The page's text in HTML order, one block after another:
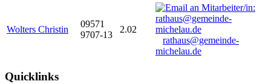
Wolters Christin
09571
9707-13
2.02
rathaus@gemeinde-
michelau.de
Quicklinks